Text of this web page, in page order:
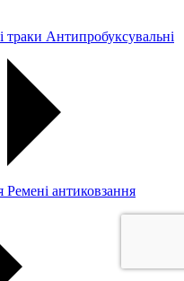
Антипробуксувальні
Ремені антиковзання